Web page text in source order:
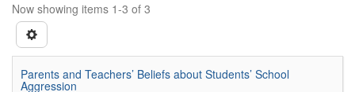
Now showing items 1-3 of 3
Parents and Teachers’ Beliefs about Students’ School
Aggression